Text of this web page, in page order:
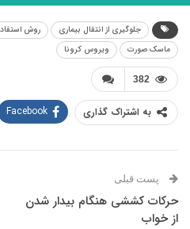
جلوگیری از انتقال بیماری روش
ماسک صورت
ویروس کرونا
382
به اشتراک گذاری Facebook
پست قبلی
حرکات کششی هنگام بیدار شدن
از خواب